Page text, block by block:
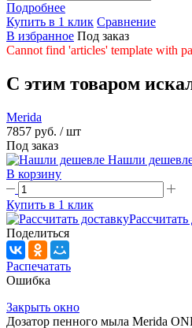
Подробнее
Купить в 1 клик Сравнение
В избранное Под заказ
Cannot find 'articles' template with
C этим товаром
Merida
7857 руб. / шт
Под заказ
Нашли
В корзину
Купить в 1 клик
Рассчитать
Поделиться
Распечатать
Ошибка
Закрыть окно
Дозатор пенного мыла Merida